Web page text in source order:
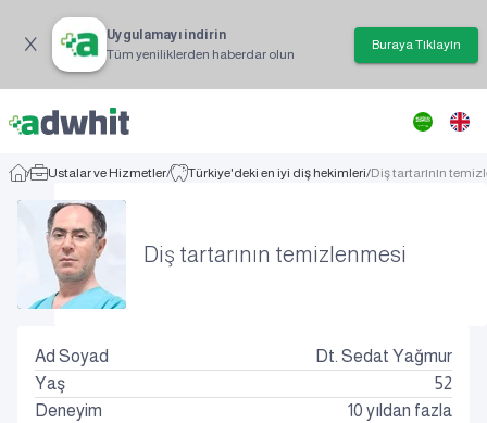
Uygulamayı indirin
Tüm yeniliklerden haberdar olun
Buraya Tıklayın
/ Ustalar ve Hizmetler/ Türkiye'deki en iyi diş hekimleri/Diş tartarının
Diş tartarının temizlenmesi
Ad Soyad
Dt. Sedat Yağmur
Yaş
52
Deneyim
10 yıldan fazla